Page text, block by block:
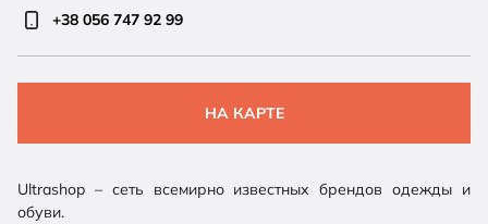
Ultrashop – сеть всемирно известных брендов одежды и
обуви.
+38 056 747 92 99
НА КАРТЕ